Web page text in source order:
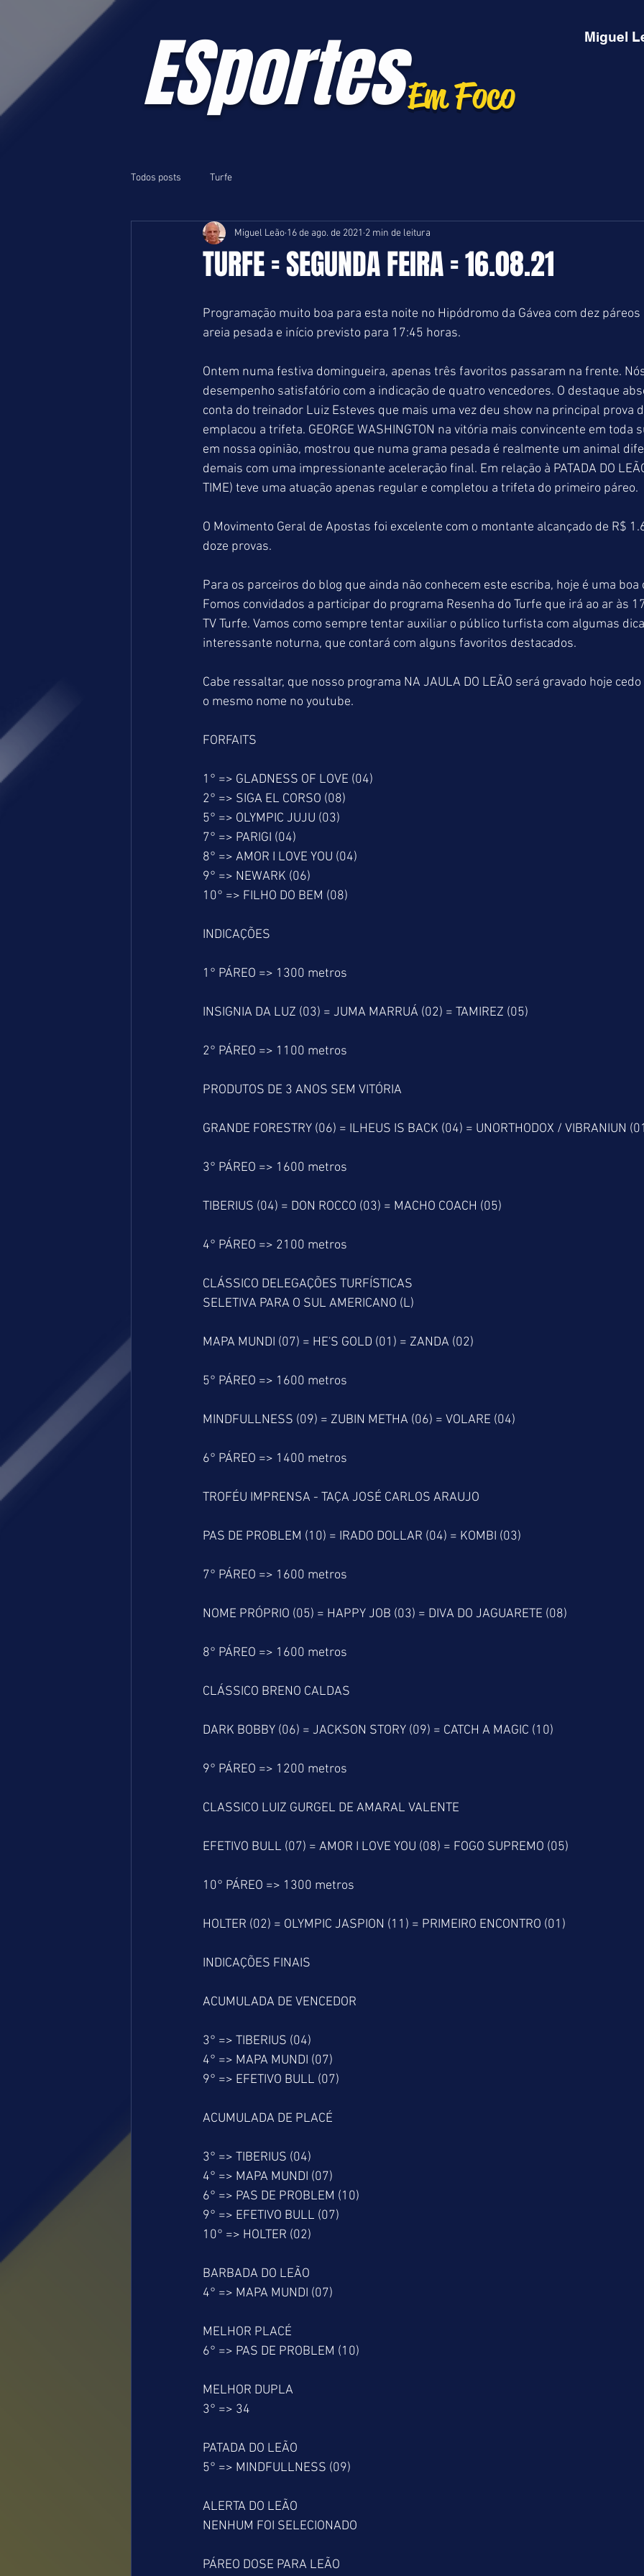
ESportesEm Foco
Miguel
Todos posts Turfe
TURFE = SEGUNDA FEIRA = 16.08.21
Miguel Leão 16 de ago. de 2021 2 min de leitura
Programação muito boa para esta noite no Hipódromo da Gávea com dez
areia pesada e início previsto para 17:45 horas.
Ontem numa festiva domingueira, apenas três favoritos passaram na frente.
desempenho satisfatório com a indicação de quatro vencedores. O destaque
conta do treinador Luiz Esteves que mais uma vez deu show na principal prova
emplacou a trifeta. GEORGE WASHINGTON na vitória mais convincente em toda
em nossa opinião, mostrou que numa grama pesada é realmente um animal
demais com uma impressionante aceleração final. Em relação à PATADA DO
TIME) teve uma atuação apenas regular e completou a trifeta do primeiro páreo.
O Movimento Geral de Apostas foi excelente com o montante alcançado de R$
doze provas.
Para os parceiros do blog que ainda não conhecem este escriba, hoje é uma
Fomos convidados a participar do programa Resenha do Turfe que irá ao ar às
TV Turfe. Vamos como sempre tentar auxiliar o público turfista com algumas
interessante noturna, que contará com alguns favoritos destacados.
Cabe ressaltar, que nosso programa NA JAULA DO LEÃO será gravado hoje
o mesmo nome no youtube.
FORFAITS
1° => GLADNESS OF LOVE (04)
2° => SIGA EL CORSO (08)
5° => OLYMPIC JUJU (03)
7° => PARIGI (04)
8° => AMOR I LOVE YOU (04)
9° => NEWARK (06)
10° => FILHO DO BEM (08)
INDICAÇÕES
1° PÁREO => 1300 metros
INSIGNIA DA LUZ (03) = JUMA MARRUÁ (02) = TAMIREZ (05)
2° PÁREO => 1100 metros
PRODUTOS DE 3 ANOS SEM VITÓRIA
GRANDE FORESTRY (06) = ILHEUS IS BACK (04) = UNORTHODOX / VIBRANIUN
3° PÁREO => 1600 metros
TIBERIUS (04) = DON ROCCO (03) = MACHO COACH (05)
4° PÁREO => 2100 metros
CLÁSSICO DELEGAÇÕES TURFÍSTICAS
SELETIVA PARA O SUL AMERICANO (L)
MAPA MUNDI (07) = HE'S GOLD (01) = ZANDA (02)
5° PÁREO => 1600 metros
MINDFULLNESS (09) = ZUBIN METHA (06) = VOLARE (04)
6° PÁREO => 1400 metros
TROFÉU IMPRENSA - TAÇA JOSÉ CARLOS ARAUJO
PAS DE PROBLEM (10) = IRADO DOLLAR (04) = KOMBI (03)
7° PÁREO => 1600 metros
NOME PRÓPRIO (05) = HAPPY JOB (03) = DIVA DO JAGUARETE (08)
8° PÁREO => 1600 metros
CLÁSSICO BRENO CALDAS
DARK BOBBY (06) = JACKSON STORY (09) = CATCH A MAGIC (10)
9° PÁREO => 1200 metros
CLASSICO LUIZ GURGEL DE AMARAL VALENTE
EFETIVO BULL (07) = AMOR I LOVE YOU (08) = FOGO SUPREMO (05)
10° PÁREO => 1300 metros
HOLTER (02) = OLYMPIC JASPION (11) = PRIMEIRO ENCONTRO (01)
INDICAÇÕES FINAIS
ACUMULADA DE VENCEDOR
3° => TIBERIUS (04)
4° => MAPA MUNDI (07)
9° => EFETIVO BULL (07)
ACUMULADA DE PLACÉ
3° => TIBERIUS (04)
4° => MAPA MUNDI (07)
6° => PAS DE PROBLEM (10)
9° => EFETIVO BULL (07)
10° => HOLTER (02)
BARBADA DO LEÃO
4° => MAPA MUNDI (07)
MELHOR PLACÉ
6° => PAS DE PROBLEM (10)
MELHOR DUPLA
3° => 34
PATADA DO LEÃO
5° => MINDFULLNESS (09)
ALERTA DO LEÃO
NENHUM FOI SELECIONADO
PÁREO DOSE PARA LEÃO